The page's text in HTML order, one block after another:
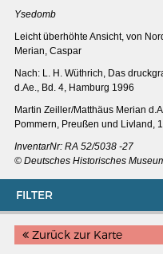
FILTER
Zurück zur Karte
Ysedomb
Leicht überhöhte Ansicht, von
Merian, Caspar
Nach: L. H. Wüthrich, Das
d.Ae., Bd. 4, Hamburg 1996
Martin Zeiller/Matthäus Merian
Pommern, Preußen und Livland,
InventarNr: RA 52/5038 -27
© Deutsches Historisches